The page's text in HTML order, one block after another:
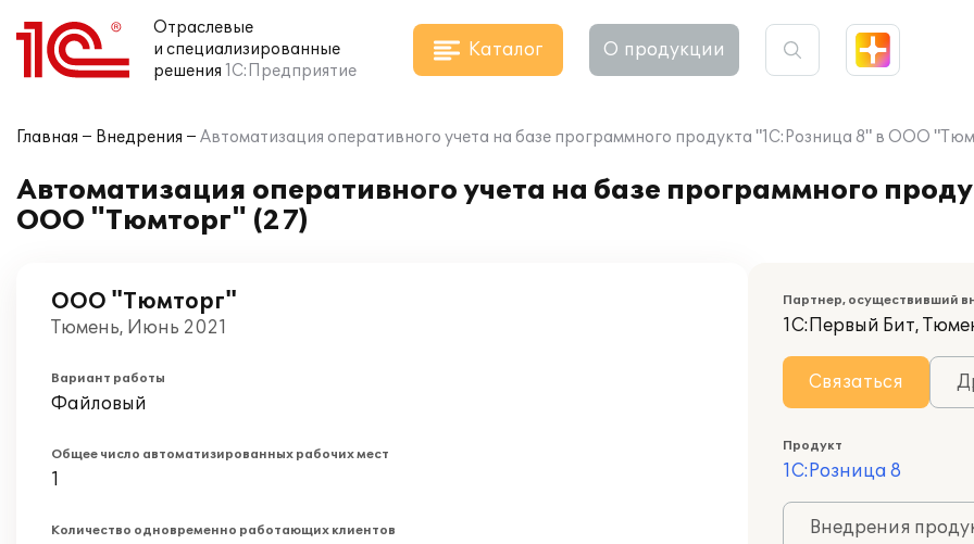
Отраслевые
и специализированные
решения 1С:Предприятие
Каталог О продукции
Главная Внедрения Автоматизация оперативного учета на базе программного продукта "1С:Розница 8" в ООО
Автоматизация оперативного учета на базе программного
ООО "Тюмторг" (27)
ООО "Тюмторг"
Тюмень, Июнь 2021
Вариант работы
Файловый
Общее число автоматизированных рабочих мест
1
Количество одновременно работающих клиентов
Партнер, осуществивший
1С:Первый Бит,
Связаться
Продукт
1С:Розница 8
Внедрения